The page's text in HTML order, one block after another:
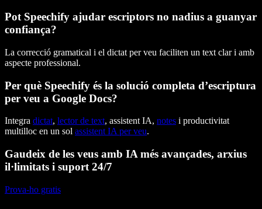
Pot Speechify ajudar escriptors no nadius a guanyar
confiança?
La correcció gramatical i el dictat per veu faciliten un text clar i amb
aspecte professional.
Per què Speechify és la solució completa d’escriptura
per veu a Google Docs?
Integra dictat, lector de text, assistent IA, notes i productivitat
multilloc en un sol assistent IA per veu.
Gaudeix de les veus amb IA més avançades, arxius
il·limitats i suport 24/7
Prova-ho gratis